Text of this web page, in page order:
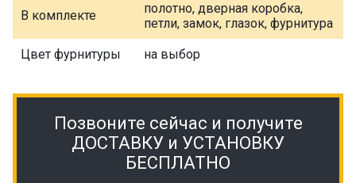
В комплекте
полотно, дверная коробка,
петли, замок, глазок, фурнитура
Цвет фурнитуры на выбор
Позвоните сейчас и получите
ДОСТАВКУ и УСТАНОВКУ
БЕСПЛАТНО